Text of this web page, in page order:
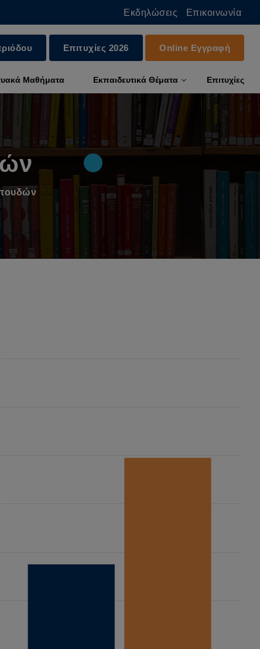
Εκδηλώσεις Επικοινωνία
Μαθήματα Εκπαιδευτικά Θέματα Επιτυχίες
Επιτυχίες 2026 Online Εγγραφή